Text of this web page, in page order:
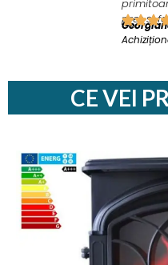
preț și
CE VEI